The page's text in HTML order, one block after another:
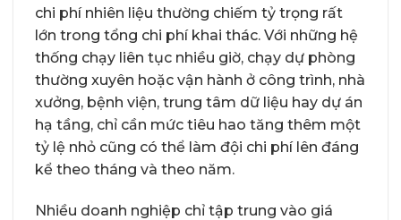
chi phí nhiên liệu thường chiếm tỷ trọng rất
lớn trong tổng chi phí khai thác. Với những hệ
thống chạy liên tục nhiều giờ, chạy dự phòng
thường xuyên hoặc vận hành ở công trình, nhà
xưởng, bệnh viện, trung tâm dữ liệu hay dự án
hạ tầng, chỉ cần mức tiêu hao tăng thêm một
tỷ lệ nhỏ cũng có thể làm đội chi phí lên đáng
kể theo tháng và theo năm.
Nhiều doanh nghiệp chỉ tập trung vào giá